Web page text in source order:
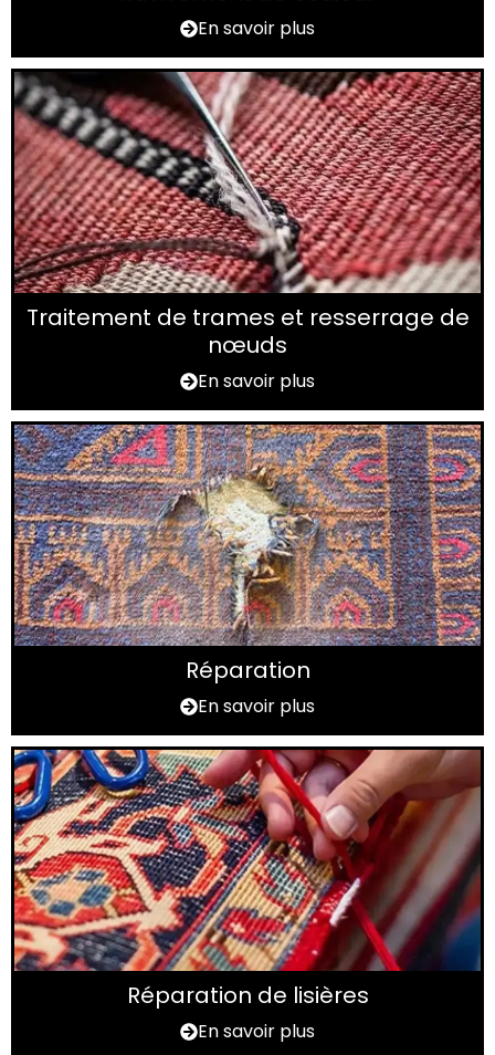
En savoir plus
Traitement de trames et resserrage de
nœuds
En savoir plus
Réparation
En savoir plus
Réparation de lisières
En savoir plus